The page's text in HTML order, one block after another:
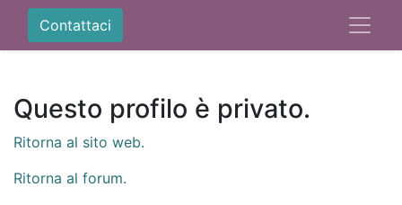
Contattaci
Questo profilo è privato.
Ritorna al sito web.
Ritorna al forum.